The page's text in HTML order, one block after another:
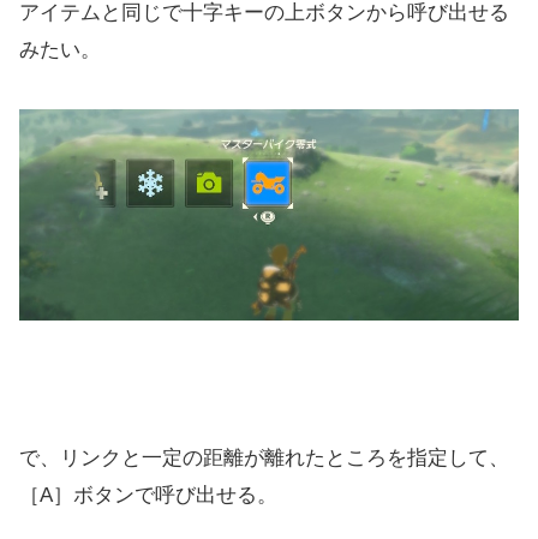
アイテムと同じで十字キーの上ボタンから呼び出せる
みたい。
で、リンクと一定の距離が離れたところを指定して、
［A］ボタンで呼び出せる。